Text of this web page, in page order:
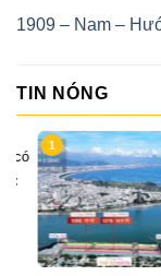
1909 – Nam –
TIN NÓNG